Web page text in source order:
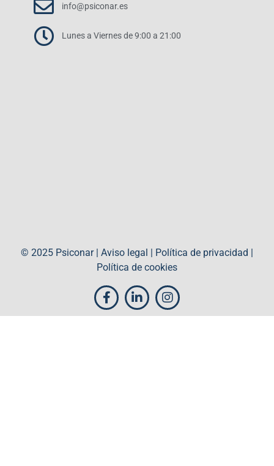
info@psiconar.es
Lunes a Viernes de 9:00 a 21:00
© 2025 Psiconar | Aviso legal | Política de privacidad |
Política de cookies